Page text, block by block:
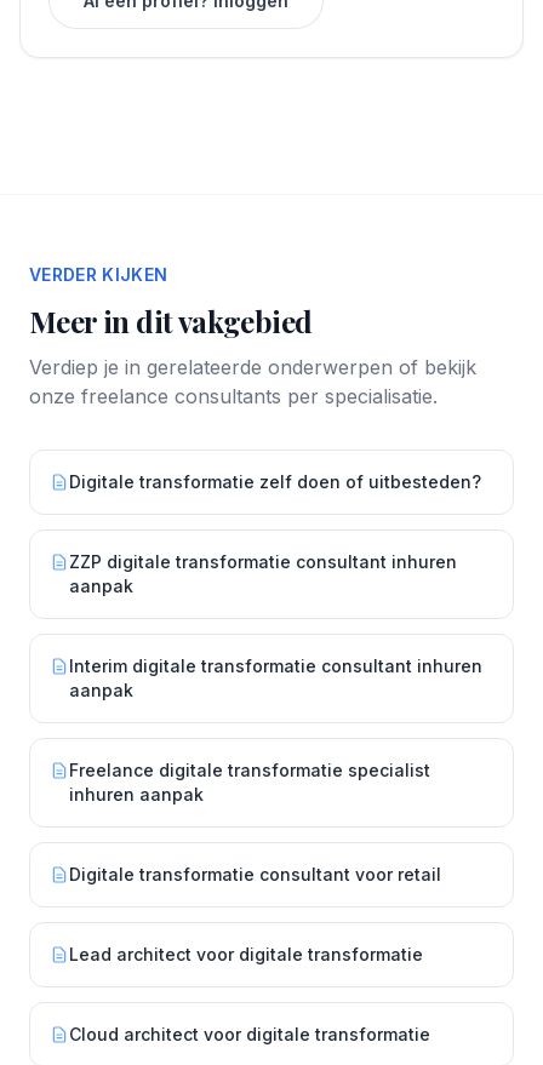
VERDER KIJKEN
Meer in dit vakgebied
Verdiep je in gerelateerde onderwerpen of bekijk
onze freelance consultants per specialisatie.
Digitale transformatie zelf doen of uitbesteden?
ZZP digitale transformatie consultant inhuren
aanpak
Interim digitale transformatie consultant inhuren
aanpak
Freelance digitale transformatie specialist
inhuren aanpak
Digitale transformatie consultant voor retail
Lead architect voor digitale transformatie
Cloud architect voor digitale transformatie